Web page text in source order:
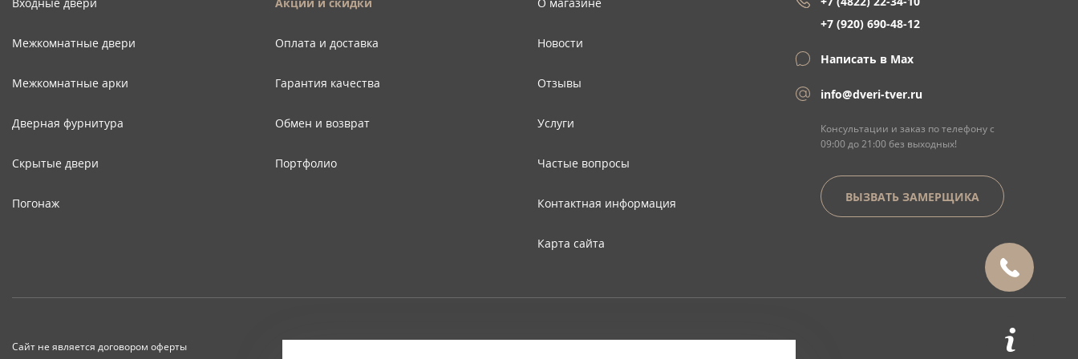
Входные двери
Межкомнатные двери
Межкомнатные арки
Дверная фурнитура
Скрытые двери
Погонаж
Акции и скидки
Оплата и доставка
Гарантия качества
Обмен и возврат
Портфолио
О магазине
Новости
Отзывы
Услуги
Частые вопросы
Контактная информация
Карта сайта
+7 (920) 690-48-12
Написать в Max
info@dveri-tver.ru
Консультации и заказ по телефону с
09:00 до 21:00 без выходных!
ВЫЗВАТЬ ЗАМЕРЩИКА
Сайт не является договором оферты